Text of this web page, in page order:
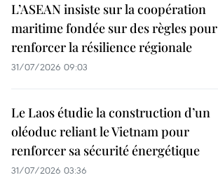
L’ASEAN insiste sur la coopération
maritime fondée sur des règles pour
renforcer la résilience régionale
31/07/2026 09:03
Le Laos étudie la construction d’un
oléoduc reliant le Vietnam pour
renforcer sa sécurité énergétique
31/07/2026 03:36